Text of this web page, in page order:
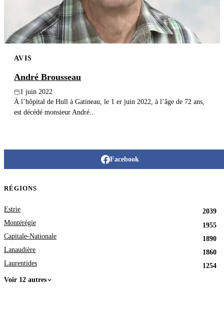
AVIS
André Brousseau
1 juin 2022
À l’hôpital de Hull à Gatineau, le 1 er juin 2022, à l’âge de 72 ans,
est décédé monsieur André...
Facebook
RÉGIONS
Estrie
2039
Montérégie
1955
Capitale-Nationale
1890
Lanaudière
1860
Laurentides
1254
Voir 12 autres